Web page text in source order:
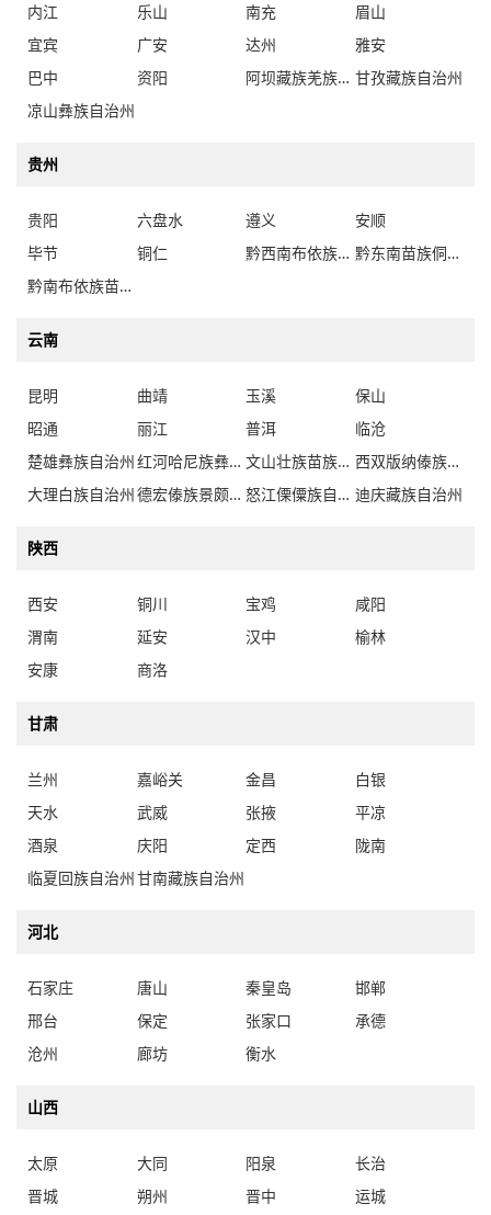
内江
乐山 南充
眉山
宜宾
广安 达州
雅安
巴中
资阳 阿坝藏族羌族自治州 甘孜藏族自治州
凉山彝族自治州
贵州
贵阳 六盘水 遵义
安顺
毕节
铜仁 黔西南布依族苗族自治州
黔东南苗族侗族自治州
黔南布依族苗族自治州
云南
昆明 曲靖 玉溪
保山
昭通
丽江 普洱
临沧
楚雄彝族自治州
红河哈尼族彝族自治州 文山壮族苗族自治州
西双版纳傣族自治州
大理白族自治州
德宏傣族景颇族自治州 怒江傈僳族自治州 迪庆藏族自治州
陕西
西安 铜川 宝鸡
咸阳
渭南
延安 汉中
榆林
安康
商洛
甘肃
兰州 嘉峪关 金昌
白银
天水
武威 张掖
平凉
酒泉
庆阳 定西
陇南
临夏回族自治州甘南藏族自治州
河北
石家庄 唐山 秦皇岛
邯郸
邢台
保定 张家口
承德
沧州
廊坊 衡水
山西
太原 大同 阳泉
长治
晋城
朔州 晋中
运城